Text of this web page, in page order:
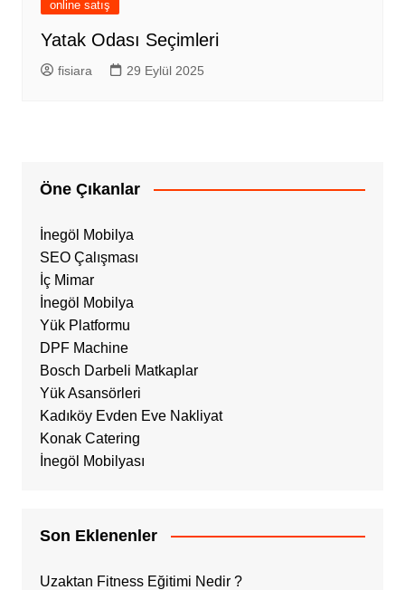
online satış
Yatak Odası Seçimleri
fisiara 29 Eylül 2025
Öne Çıkanlar
İnegöl Mobilya
SEO Çalışması
İç Mimar
İnegöl Mobilya
Yük Platformu
DPF Machine
Bosch Darbeli Matkaplar
Yük Asansörleri
Kadıköy Evden Eve Nakliyat
Konak Catering
İnegöl Mobilyası
Son Eklenenler
Uzaktan Fitness Eğitimi Nedir ?